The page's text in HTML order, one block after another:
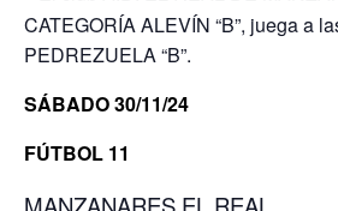
CATEGORÍA ALEVÍN “B”, juega a
PEDREZUELA “B”.
SÁBADO 30/11/24
FÚTBOL 11